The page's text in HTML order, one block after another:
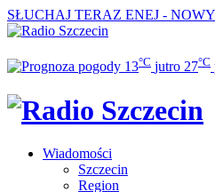
SŁUCHAJ TERAZ ENEJ -
13°C jutro 27°C
Wiadomości
Szczecin
Region